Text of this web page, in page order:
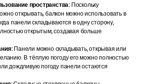
пространства: Поскольку
открывать, балкон можно использовать в
панели складываются в одну сторону,
открытым, создавая больше
Панели можно складывать, открывая или
В тёплую погоду его можно полностью
дождливую погоду панели остаются